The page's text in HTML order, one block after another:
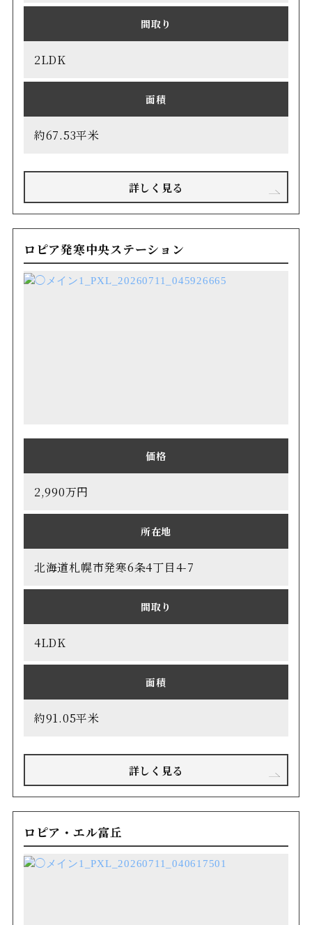
間取り
2LDK
面積
約67.53平米
詳しく見る
ロピア発寒中央ステーション
価格
2,990万円
所在地
北海道札幌市発寒6条4丁目4-7
間取り
4LDK
面積
約91.05平米
詳しく見る
ロピア・エル富丘